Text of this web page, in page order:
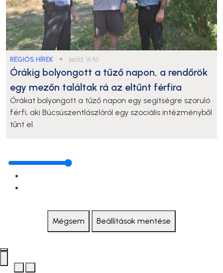
RÉGIÓS HÍREK ● kedd, 14:46
Órákig bolyongott a tűző napon, a rendőrök
egy mezőn találtak rá az eltűnt férfira
Órákat bolyongott a tűző napon egy segítségre szoruló
férfi, aki Búcsúszentlászlóról egy szociális intézményből
tűnt el.
Mégsem Beállítások mentése